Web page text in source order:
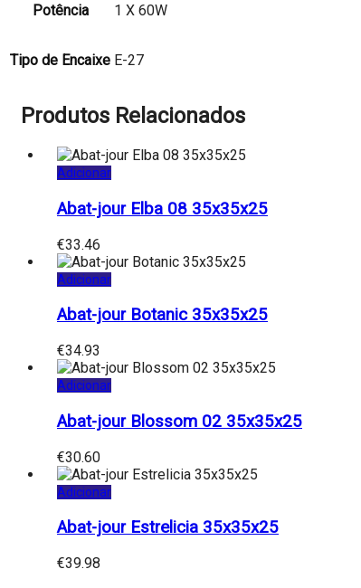
Potência 1 X 60W
Tipo de Encaixe E-27
Produtos Relacionados
Adicionar
Abat-jour Elba 08 35x35x25
€33.46
Adicionar
Abat-jour Botanic 35x35x25
€34.93
Adicionar
Abat-jour Blossom 02 35x35x25
€30.60
Adicionar
Abat-jour Estrelicia 35x35x25
€39.98